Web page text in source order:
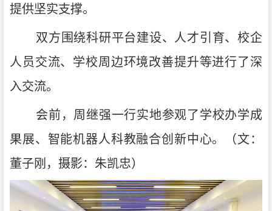
提供坚实支撑。
双方围绕科研平台建设、人才引育、校企
人员交流、学校周边环境改善提升等进行了深
入交流。
会前，周继强一行实地参观了学校办学成
果展、智能机器人科教融合创新中心。（文：
董子刚，摄影：朱凯忠）